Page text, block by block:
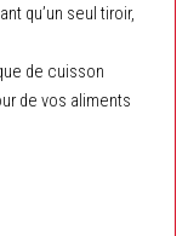
qu’un seul tiroir,
de cuisson
de vos aliments